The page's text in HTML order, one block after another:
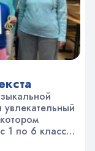
увлекательный
1 по 6 класс.
мир нот и